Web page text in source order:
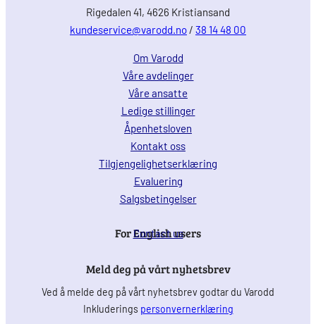
Rigedalen 41, 4626 Kristiansand
kundeservice@varodd.no / 38 14 48 00
Om Varodd
Våre avdelinger
Våre ansatte
Ledige stillinger
Åpenhetsloven
Kontakt oss
Tilgjengelighetserklæring
Evaluering
Salgsbetingelser
For English users
Contact us
Meld deg på vårt nyhetsbrev
Ved å melde deg på vårt nyhetsbrev godtar du Varodd
Inkluderings personvernerklæring